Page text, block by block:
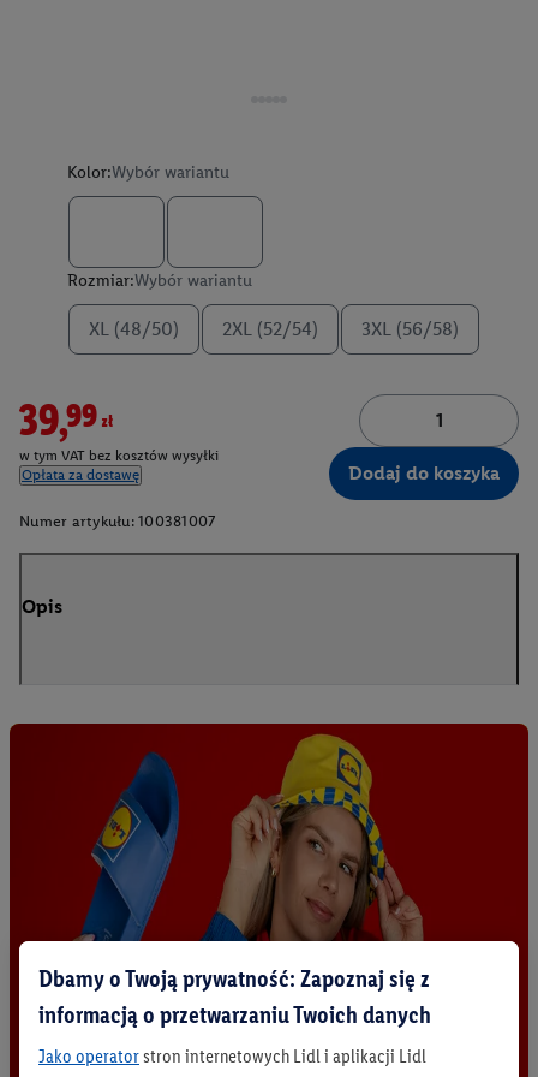
Kolor:Wybór wariantu
Rozmiar:Wybór wariantu
XL (48/50) 2XL (52/54) 3XL (56/58)
39,99zł
w tym VAT bez kosztów wysyłki
Opłata za dostawę
Dodaj do koszyka
Numer artykułu: 100381007
Opis
Dbamy o Twoją prywatność: Zapoznaj się z
informacją o przetwarzaniu Twoich danych
Jako operatorstron internetowych Lidl i aplikacji Lidl